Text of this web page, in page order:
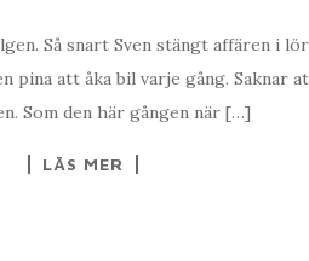
Så snart Sven stängt affären i
pina att åka bil varje gång. Saknar
Som den här gången när […]
LÄS MER